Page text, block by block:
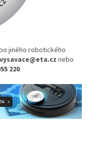
jiného robotického
vysavace@eta.cz nebo
220.